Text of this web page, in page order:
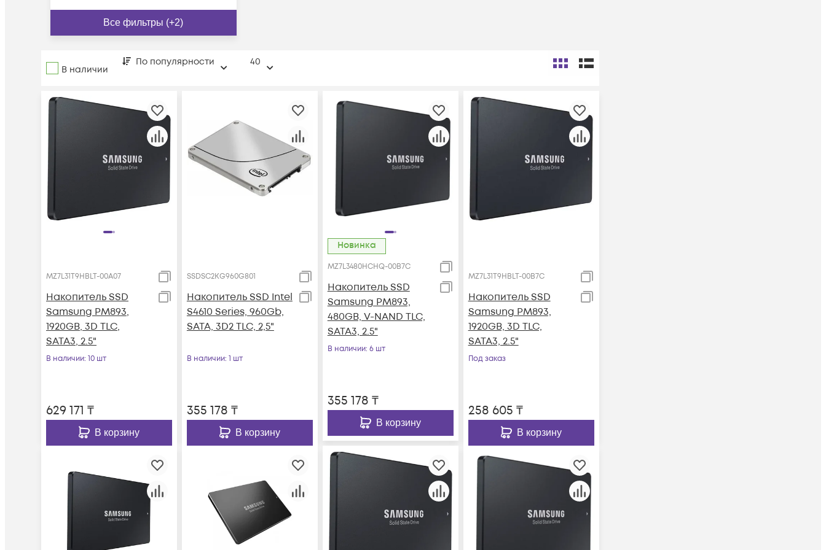
Все фильтры (+2)
В наличии
По популярности 40
MZ7L31T9HBLT-00A07
Накопитель SSD
Samsung PM893,
1920GB, 3D TLC,
SATA3, 2.5"
В наличии: 10 шт
629 171 ₸
В корзину
SSDSC2KG960G801
Накопитель SSD Intel
S4610 Series, 960Gb,
SATA, 3D2 TLC, 2,5"
В наличии: 1 шт
355 178 ₸
В корзину
Новинка
MZ7L3480HCHQ-00B7C
Накопитель SSD
Samsung PM893,
480GB, V-NAND TLC,
SATA3, 2.5"
В наличии: 6 шт
355 178 ₸
В корзину
MZ7L31T9HBLT-00B7C
Накопитель SSD
Samsung PM893,
1920GB, 3D TLC,
SATA3, 2.5"
Под заказ
258 605 ₸
В корзину